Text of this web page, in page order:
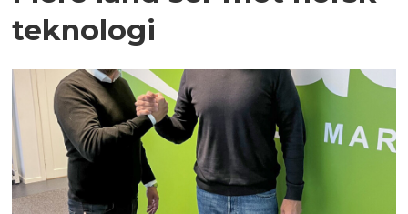
teknologi